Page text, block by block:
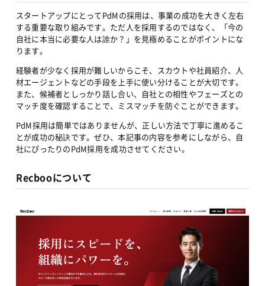
スタートアップにとってPdMの採用は、事業の成功を大きく左右
する重要な取り組みです。ただ人を採用するのではなく、「今の
自社に本当に必要な人は誰か？」を見極めることがポイントにな
ります。
経験者が少なく採用が難しいからこそ、スカウトや社員紹介、人
材エージェントなどの手段を上手に使い分けることが大切です。
また、候補者としっかり話し合い、自社との相性やフェーズとの
マッチ度を確認することで、ミスマッチを防ぐことができます。
PdM採用は簡単ではありませんが、正しい方法で丁寧に進めるこ
とが成功の秘訣です。ぜひ、本記事の内容を参考にしながら、自
社にぴったりのPdM採用を成功させてください。
Recbooについて